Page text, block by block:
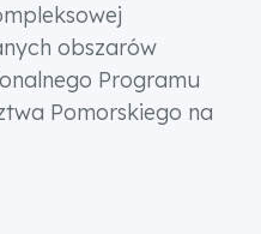
obszarów
Programu
Pomorskiego na